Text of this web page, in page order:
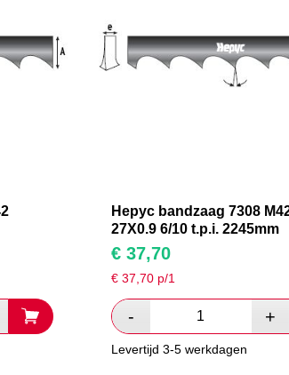
Hepyc bandzaag 7308
27X0.9 6/10 t.p.i. 2245mm
€37,70
€ 37,70p/1
Levertijd 3-5 werkdagen